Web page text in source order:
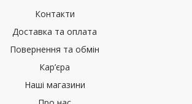
Контакти
Доставка та оплата
Повернення та обмін
Кар’єра
Наші магазини